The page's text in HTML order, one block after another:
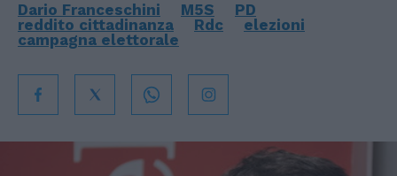
Dario Franceschini M5S
PD
reddito cittadinanza
Rdc
elezioni
campagna elettorale